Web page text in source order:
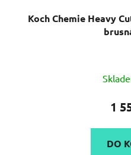
Koch Chemie Heavy
1
DO